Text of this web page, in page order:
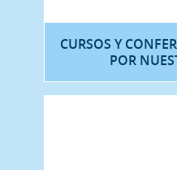
CURSOS Y
POR